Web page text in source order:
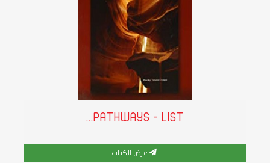
PATHWAYS - LIST...
عرض الكتاب